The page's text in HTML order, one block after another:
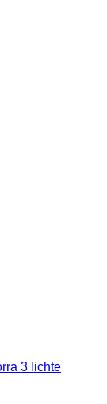
3 lichte